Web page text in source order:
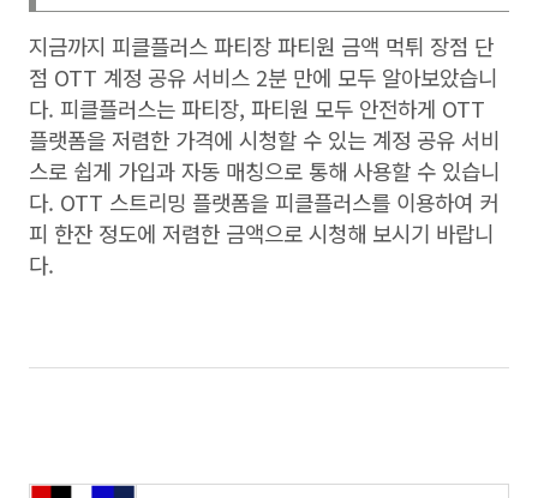
지금까지 피클플러스 파티장 파티원 금액 먹튀 장점 단
점 OTT 계정 공유 서비스 2분 만에 모두 알아보았습니
다. 피클플러스는 파티장, 파티원 모두 안전하게 OTT
플랫폼을 저렴한 가격에 시청할 수 있는 계정 공유 서비
스로 쉽게 가입과 자동 매칭으로 통해 사용할 수 있습니
다. OTT 스트리밍 플랫폼을 피클플러스를 이용하여 커
피 한잔 정도에 저렴한 금액으로 시청해 보시기 바랍니
다.